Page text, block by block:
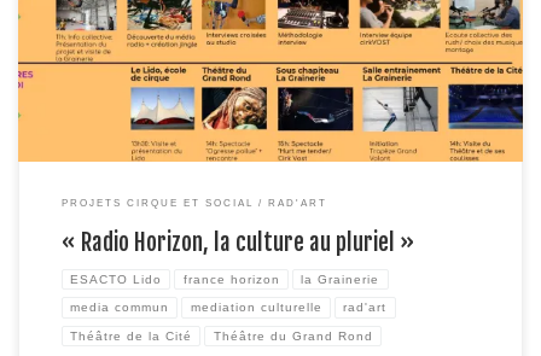
l’intégration toulousaine d’adultes primo arrivants, en créant de la rencontre
et de l’échange grâce à une semaine d’immersion dans des lieux culturels,
en réalisant une […]
PROJETS CIRQUE ET SOCIAL RAD'ART
« Radio Horizon, la culture au pluriel »
ESACTO Lido france horizon la Grainerie
media commun mediation culturelle rad'art
Théâtre de la Cité Théâtre du Grand Rond